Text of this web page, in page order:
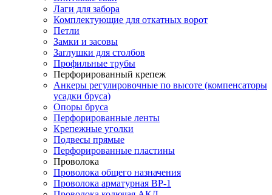
Лаги для забора
Комплектующие для откатных ворот
Петли
Замки и засовы
Заглушки для столбов
Профильные трубы
Перфорированный крепеж
Анкеры регулировочные по высоте (компенсаторы
усадки бруса)
Опоры бруса
Перфорированные ленты
Крепежные уголки
Подвесы прямые
Перфорированные пластины
Проволока
Проволока общего назначения
Проволока арматурная ВР-1